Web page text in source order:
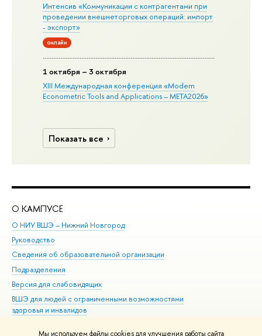
Мы используем файлы cookies для улучшения работы сайта
Интенсив «Коммуникации с контрагентами при
проведении внешнеторговых операций: импорт
- экспорт»
онлайн
1 октября – 3 октября
XIII Международная конференция «Modern
Econometric Tools and Applications – META2026»
Показать все
О КАМПУСЕ
О НИУ ВШЭ – Нижний Новгород
Руководство
Сведения об образовательной организации
Подразделения
Версия для слабовидящих
ВШЭ для людей с ограниченными возможностями
здоровья и инвалидов